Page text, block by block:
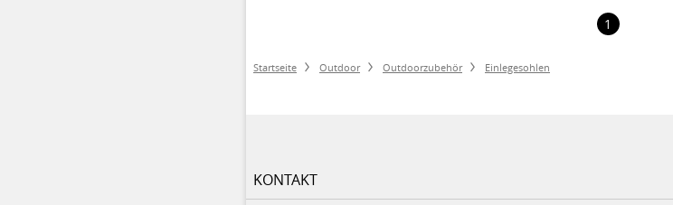
1
Startseite Outdoor Outdoorzubehör Einlegesohlen
KONTAKT